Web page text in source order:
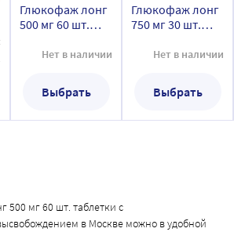
Глюкофаж лонг
500 мг 60 шт.
пролонгированным
Нет в наличии
Выбрать
Глюкофаж лонг
750 мг 30 шт.
Нет в наличии
Выбрать
500 мг 60 шт. таблетки с
в Москве можно в удобной